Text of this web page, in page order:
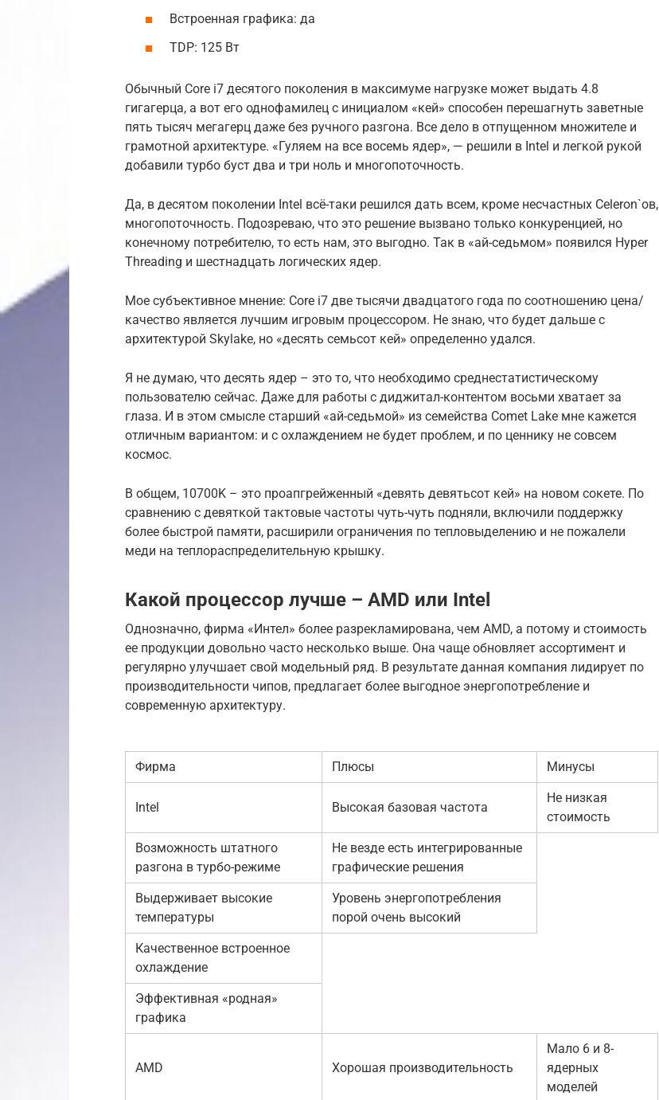
Встроенная графика: да
TDP: 125 Вт
Обычный Core i7 десятого поколения в максимуме нагрузке может выдать 4.8
гигагерца, а вот его однофамилец с инициалом «кей» способен перешагнуть заветные
пять тысяч мегагерц даже без ручного разгона. Все дело в отпущенном множителе и
грамотной архитектуре. «Гуляем на все восемь ядер», — решили в Intel и легкой рукой
добавили турбо буст два и три ноль и многопоточность.
Да, в десятом поколении Intel всё-таки решился дать всем, кроме несчастных Celeron`ов,
многопоточность. Подозреваю, что это решение вызвано только конкуренцией, но
конечному потребителю, то есть нам, это выгодно. Так в «ай-седьмом» появился Hyper
Threading и шестнадцать логических ядер.
Мое субъективное мнение: Core i7 две тысячи двадцатого года по соотношению цена/
качество является лучшим игровым процессором. Не знаю, что будет дальше с
архитектурой Skylake, но «десять семьсот кей» определенно удался.
Я не думаю, что десять ядер – это то, что необходимо среднестатистическому
пользователю сейчас. Даже для работы с диджитал-контентом восьми хватает за
глаза. И в этом смысле старший «ай-седьмой» из семейства Comet Lake мне кажется
отличным вариантом: и с охлаждением не будет проблем, и по ценнику не совсем
космос.
В общем, 10700K – это проапгрейженный «девять девятьсот кей» на новом сокете. По
сравнению с девяткой тактовые частоты чуть-чуть подняли, включили поддержку
более быстрой памяти, расширили ограничения по тепловыделению и не пожалели
меди на теплораспределительную крышку.
Какой процессор лучше – AMD или Intel
Однозначно, фирма «Интел» более разрекламирована, чем AMD, а потому и стоимость
ее продукции довольно часто несколько выше. Она чаще обновляет ассортимент и
регулярно улучшает свой модельный ряд. В результате данная компания лидирует по
производительности чипов, предлагает более выгодное энергопотребление и
современную архитектуру.
Фирма Плюсы Минусы
Intel Высокая базовая частота
Не низкая
стоимость
Возможность штатного
разгона в турбо-режиме
Не везде есть интегрированные
графические решения
Выдерживает высокие
температуры
Уровень энергопотребления
порой очень высокий
Качественное встроенное
охлаждение
Эффективная «родная»
графика
AMD Хорошая производительность
Мало 6 и 8-
ядерных
моделей